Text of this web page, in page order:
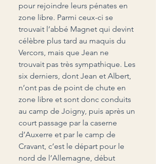
pour rejoindre leurs pénates en
zone libre. Parmi ceux-ci se
trouvait l’abbé Magnet qui devint
célèbre plus tard au maquis du
Vercors, mais que Jean ne
trouvait pas très sympathique. Les
six derniers, dont Jean et Albert,
n’ont pas de point de chute en
zone libre et sont donc conduits
au camp de Joigny, puis après un
court passage par la caserne
d’Auxerre et par le camp de
Cravant, c’est le départ pour le
nord de l’Allemagne, début